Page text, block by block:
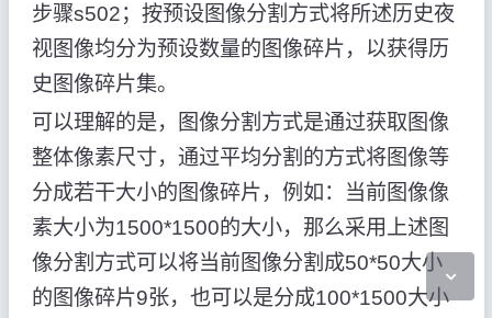
步骤s502；按预设图像分割方式将所述历史夜
视图像均分为预设数量的图像碎片，以获得历
史图像碎片集。
可以理解的是，图像分割方式是通过获取图像
整体像素尺寸，通过平均分割的方式将图像等
分成若干大小的图像碎片，例如：当前图像像
素大小为1500*1500的大小，那么采用上述图
像分割方式可以将当前图像分割成50*50大小
的图像碎片9张，也可以是分成100*1500大小